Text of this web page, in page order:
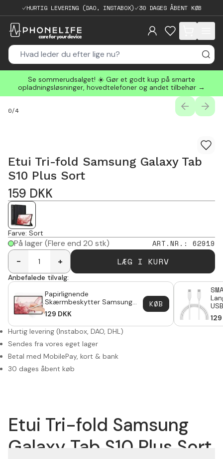
HURTIG LEVERING (DAO, INSTABOX) 30 DAGES ÅBENT KØB
items in cart,
Se sommerudsalget! ☀️ Gør et godt kup på smarte
opladningsløsninger, hovedtelefoner og andet tilbehør →
0/4
Etui Tri-fold Samsung Galaxy Tab
S10 Plus Sort
159 DKK
Farve: Sort
På lager(Flere end 20 stk) ART.NR. : 62919
-
+ LÆG I KURV
Anbefalede tilvalg:
Papirlignende
Skærmbeskytter Samsung
Galaxy Tab S10 Plus
129 DKK
KØB
129
Hurtig levering (Instabox, DAO, DHL)
Sendes fra vores eget lager
Betal med MobilePay, kort & bank
30 dages åbent køb
Etui Tri-fold Samsung
Galaxy Tab S10 Plus Sort